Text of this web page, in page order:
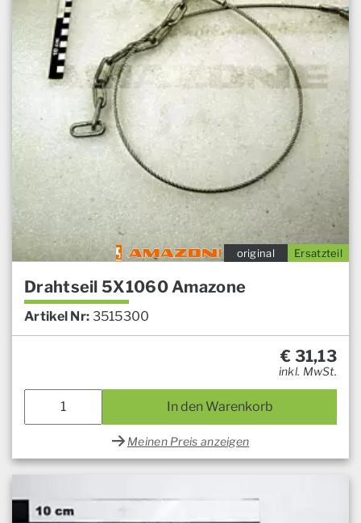
Ersatzteil
original
Drahtseil 5X1060 Amazone
Artikel Nr: 3515300
€ 31,13
inkl. MwSt.
In den Warenkorb
Meinen Preis anzeigen